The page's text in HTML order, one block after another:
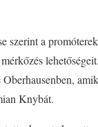
szerint a
Knybát.